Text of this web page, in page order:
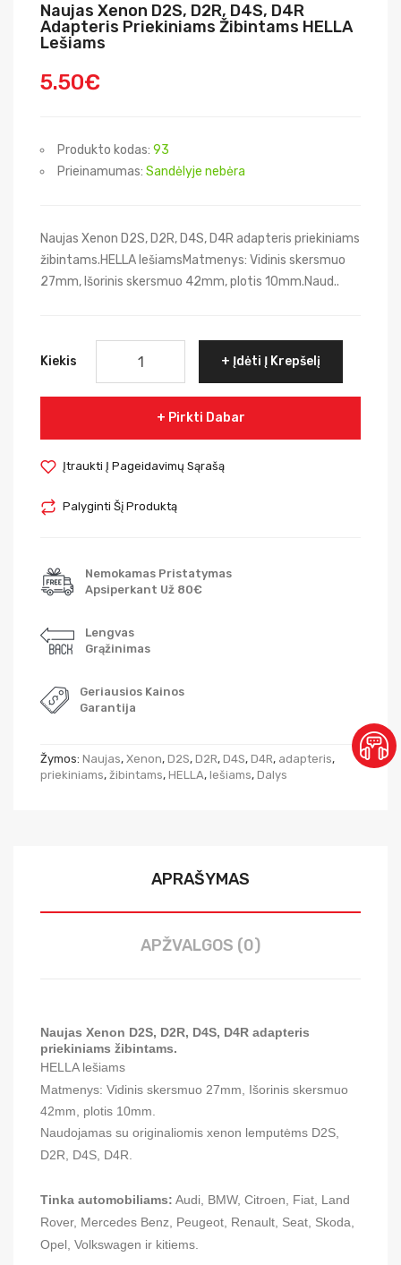
Naujas Xenon D2S, D2R, D4S, D4R
Adapteris Priekiniams Žibintams HELLA
Lešiams
5.50€
Produkto kodas: 93
Prieinamumas: Sandėlyje nebėra
Naujas Xenon D2S, D2R, D4S, D4R adapteris priekiniams
žibintams.HELLA lešiamsMatmenys: Vidinis skersmuo
27mm, Išorinis skersmuo 42mm, plotis 10mm.Naud..
Kiekis Įdėti Į Krepšelį
Pirkti Dabar
Įtraukti Į Pageidavimų Sąrašą
Palyginti Šį Produktą
Nemokamas Pristatymas
Apsiperkant Už 80€
Lengvas
Grąžinimas
Geriausios Kainos
Garantija
Žymos: Naujas, Xenon, D2S, D2R, D4S, D4R, adapteris,
priekiniams, žibintams, HELLA, lešiams, Dalys
APRAŠYMAS
APŽVALGOS (0)
Naujas Xenon D2S, D2R, D4S, D4R adapteris
priekiniams žibintams.
HELLA lešiams
Matmenys: Vidinis skersmuo 27mm, Išorinis skersmuo
42mm, plotis 10mm.
Naudojamas su originaliomis xenon lemputėms D2S,
D2R, D4S, D4R.
Tinka automobiliams: Audi, BMW, Citroen, Fiat, Land
Rover, Mercedes Benz, Peugeot, Renault, Seat, Skoda,
Opel, Volkswagen ir kitiems.